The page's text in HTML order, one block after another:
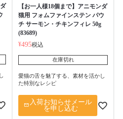
【お一人様18個まで】アニモンダ
猫用 フォムファインステン パウ
チ サーモン・チキンフィレ 50g
(83689)
¥495税込
在庫切れ
愛猫の舌を魅了する、素材を活かし
た特別なレシピ
入荷お知らせメール
を申し込む